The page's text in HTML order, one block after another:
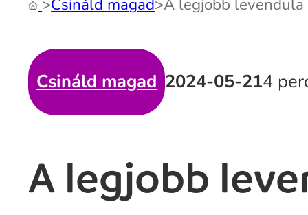
>Csináld magad>A legjobb levendula
Csináld magad 2024-05-214
A legjobb